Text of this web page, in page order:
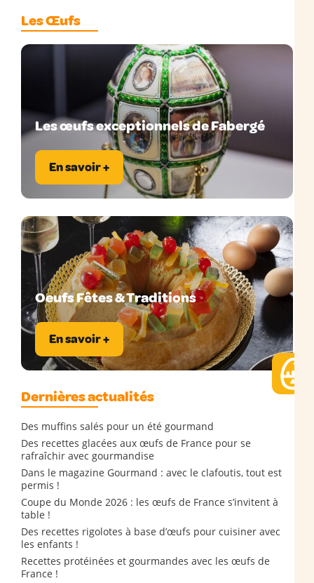
Les Œufs
Les œufs exceptionnels de Fabergé
En savoir +
Oeufs Fêtes & Traditions
En savoir +
Dernières actualités
Des muffins salés pour un été gourmand
Des recettes glacées aux œufs de France pour se
rafraîchir avec gourmandise
Dans le magazine Gourmand : avec le clafoutis, tout est
permis !
Coupe du Monde 2026 : les œufs de France s’invitent à
table !
Des recettes rigolotes à base d’œufs pour cuisiner avec
les enfants !
Recettes protéinées et gourmandes avec les œufs de
France !